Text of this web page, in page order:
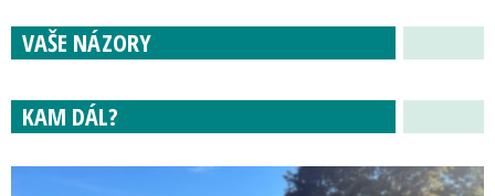
VAŠE NÁZORY
KAM DÁL?